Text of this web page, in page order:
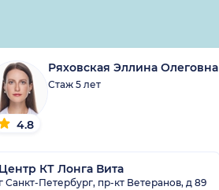
4.8
Ряховская Эллина Олеговна
Стаж 5 лет
Центр КТ Лонга Вита
г Санкт-Петербург, пр-кт Ветеранов, д 89